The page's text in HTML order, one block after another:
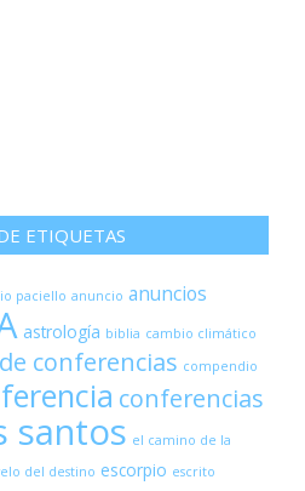
ETIQUETAS
paciello anuncio anuncios
astrología biblia cambio climático
conferencias compendio
conferencias
santos el camino de la
del destino escorpio escrito